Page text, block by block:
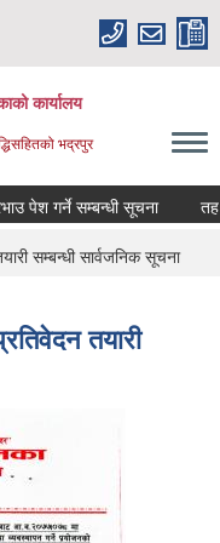
कार्यालय
भद्रपुर
पेश गर्ने सम्बन्धी सूचना तह
सम्बन्धी सार्वजनिक सूचना
तयारी